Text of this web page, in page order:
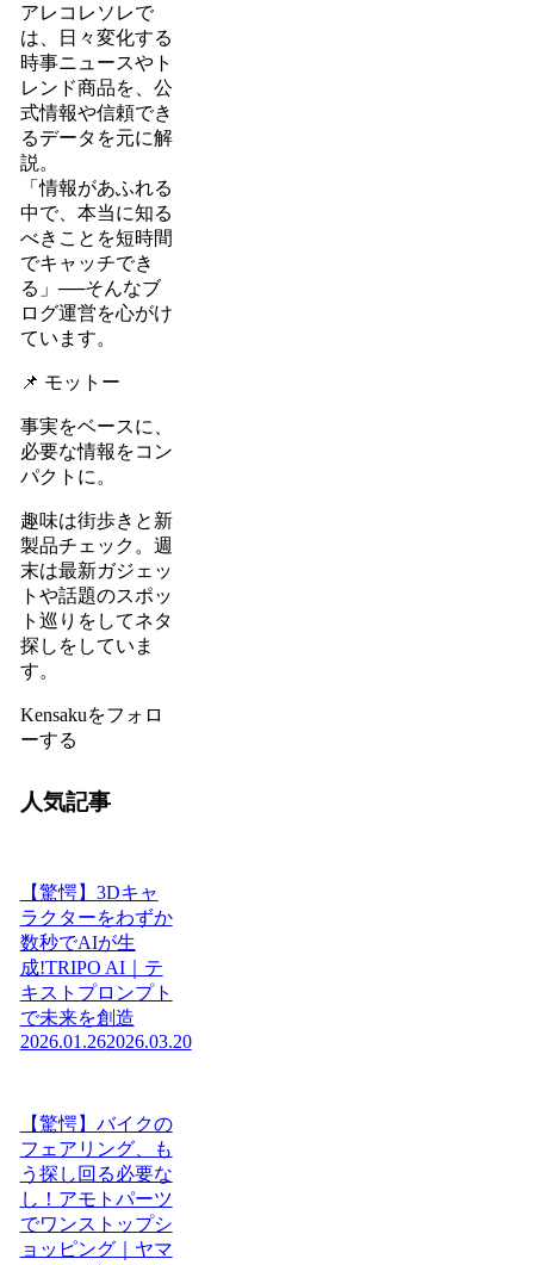
アレコレソレで
は、日々変化する
時事ニュースやト
レンド商品を、公
式情報や信頼でき
るデータを元に解
説。
「情報があふれる
中で、本当に知る
べきことを短時間
でキャッチでき
る」──そんなブ
ログ運営を心がけ
ています。
📌 モットー
事実をベースに、
必要な情報をコン
パクトに。
趣味は街歩きと新
製品チェック。週
末は最新ガジェッ
トや話題のスポッ
ト巡りをしてネタ
探しをしていま
す。
Kensakuをフォロ
ーする
人気記事
【驚愕】3Dキャ
ラクターをわずか
数秒でAIが生
成!TRIPO AI｜テ
キストプロンプト
で未来を創造
2026.01.262026.03.20
【驚愕】バイクの
フェアリング、も
う探し回る必要な
し！アモトパーツ
でワンストップシ
ョッピング｜ヤマ